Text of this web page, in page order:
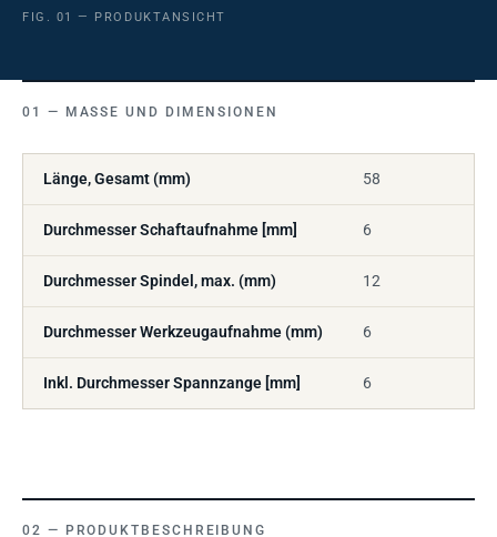
FIG. 01 — PRODUKTANSICHT
MASSE UND DIMENSIONEN
Länge, Gesamt (mm) 58
Durchmesser Schaftaufnahme [mm] 6
Durchmesser Spindel, max. (mm) 12
Durchmesser Werkzeugaufnahme (mm) 6
Inkl. Durchmesser Spannzange [mm] 6
PRODUKTBESCHREIBUNG